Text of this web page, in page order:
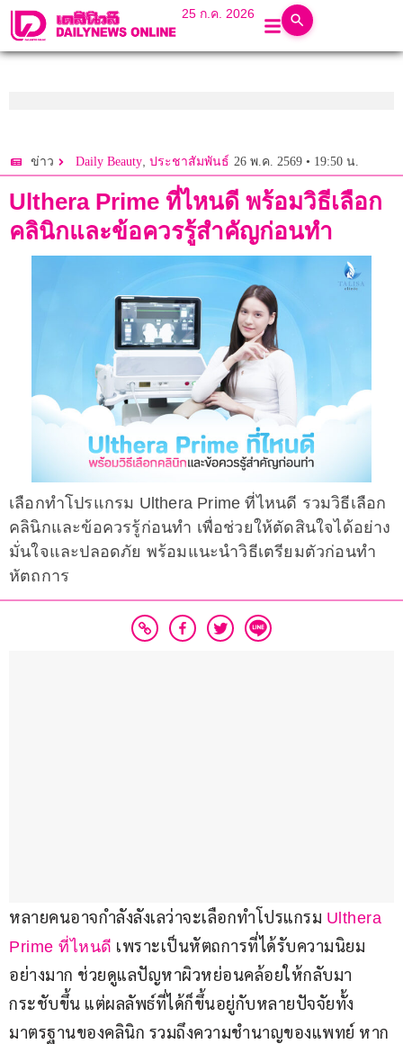
25 ก.ค. 2026
ข่าว Daily Beauty, ประชาสัมพันธ์ 26 พ.ค. 2569 • 19:50 น.
Ulthera Prime ที่ไหนดี พร้อมวิธีเลือก
คลินิกและข้อควรรู้สำคัญก่อนทำ
เลือกทำโปรแกรม Ulthera Prime ที่ไหนดี รวมวิธีเลือก
คลินิกและข้อควรรู้ก่อนทำ เพื่อช่วยให้ตัดสินใจได้อย่าง
มั่นใจและปลอดภัย พร้อมแนะนำวิธีเตรียมตัวก่อนทำ
หัตถการ
หลายคนอาจกำลังลังเลว่าจะเลือกทำโปรแกรม Ulthera
Prime ที่ไหนดี เพราะเป็นหัตถการที่ได้รับความนิยม
อย่างมาก ช่วยดูแลปัญหาผิวหย่อนคล้อยให้กลับมา
กระชับขึ้น แต่ผลลัพธ์ที่ได้ก็ขึ้นอยู่กับหลายปัจจัยทั้ง
มาตรฐานของคลินิก รวมถึงความชำนาญของแพทย์ หาก